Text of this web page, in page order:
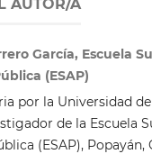
AUTOR/A
García, Escuela
(ESAP)
por la Universidad
de la Escuela
(ESAP), Popayán,